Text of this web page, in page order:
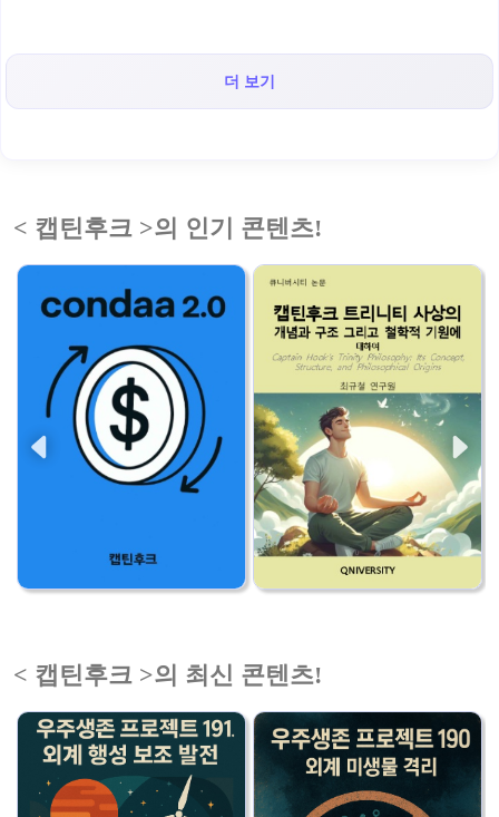
더 보기
< 캡틴후크 >의 인기 콘텐츠!
< 캡틴후크 >의 최신 콘텐츠!